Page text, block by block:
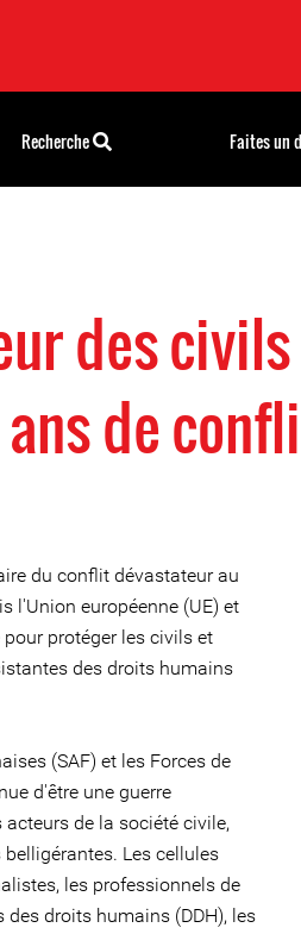
des civils
de
du conflit dévastateur au
l'Union européenne (UE) et
protéger les civils et
des droits humains
(SAF) et les Forces de
d'être une guerre
de la société civile,
Les cellules
les professionnels de
des droits humains (DDH), les
Recherche Faites un